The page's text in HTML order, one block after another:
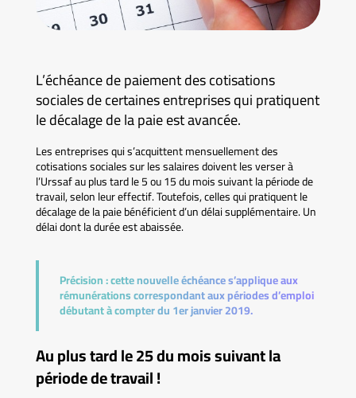
L’échéance de paiement des cotisations
sociales de certaines entreprises qui pratiquent
le décalage de la paie est avancée.
Les entreprises qui s’acquittent mensuellement des
cotisations sociales sur les salaires doivent les verser à
l’Urssaf au plus tard le 5 ou 15 du mois suivant la période de
travail, selon leur effectif. Toutefois, celles qui pratiquent le
décalage de la paie bénéficient d’un délai supplémentaire. Un
délai dont la durée est abaissée.
Précision :cette nouvelle échéance s’applique aux
rémunérations correspondant aux périodes d’emploi
débutant à compter du 1er janvier 2019.
Au plus tard le 25 du mois suivant la
période de travail !